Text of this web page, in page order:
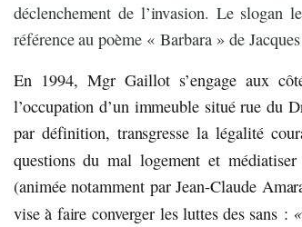
déclenchement de l’invasion. Le slogan
référence au poème « Barbara » de
En 1994, Mgr Gaillot s’engage aux
l’occupation d’un immeuble situé rue du
par définition, transgresse la légalité
questions du mal logement et médiatiser
(animée notamment par Jean-Claude
vise à faire converger les luttes des sans :